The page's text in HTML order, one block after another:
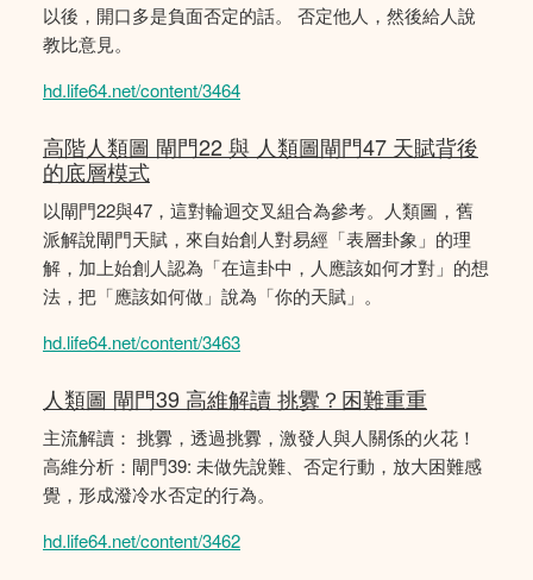
以後，開口多是負面否定的話。 否定他人，然後給人說
教比意見。
hd.life64.net/content/3464
高階人類圖 閘門22 與 人類圖閘門47 天賦背後
的底層模式
以閘門22與47，這對輪迴交叉組合為參考。人類圖，舊
派解說閘門天賦，來自始創人對易經「表層卦象」的理
解，加上始創人認為「在這卦中，人應該如何才對」的想
法，把「應該如何做」說為「你的天賦」。
hd.life64.net/content/3463
人類圖 閘門39 高維解讀 挑釁？困難重重
主流解讀： 挑釁，透過挑釁，激發人與人關係的火花！
高維分析：閘門39: 未做先說難、否定行動，放大困難感
覺，形成潑冷水否定的行為。
hd.life64.net/content/3462